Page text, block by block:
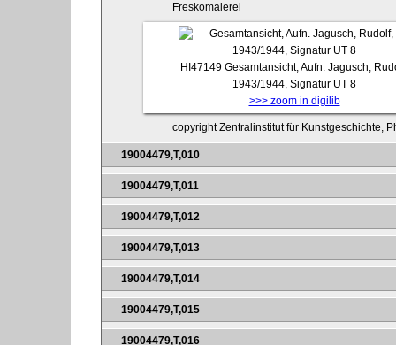
Freskomalerei
HI47149 Gesamtansicht, Aufn. Jagusch,
1943/1944, Signatur UT 8
>>> zoom in digilib
copyright Zentralinstitut für Kunstgeschichte,
19004479,T,010
19004479,T,011
19004479,T,012
19004479,T,013
19004479,T,014
19004479,T,015
19004479,T,016